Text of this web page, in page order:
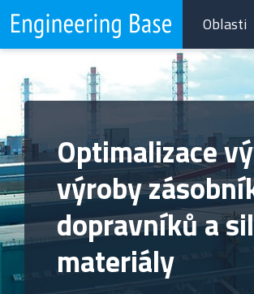
Oblasti
Optimalizace
výroby
dopravníků a
materiály